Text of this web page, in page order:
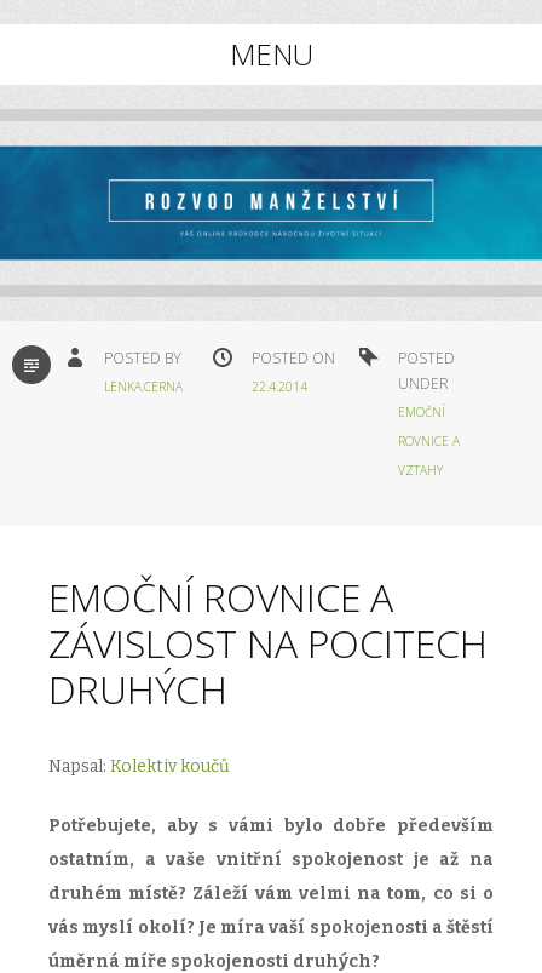
ROZVOD MANŽELSTVÍ
Online průvodce rozvodem manželství
MENU
Skip
STANDARD POSTED BY
LENKA.CERNA
POSTED ON
22.4.2014
POSTED
UNDER
EMOČNÍ
ROVNICE A
VZTAHY
EMOČNÍ ROVNICE A
ZÁVISLOST NA POCITECH
DRUHÝCH
Napsal: Kolektiv koučů
Potřebujete, aby s vámi bylo dobře především
ostatním, a vaše vnitřní spokojenost je až na
druhém místě? Záleží vám velmi na tom, co si o
vás myslí okolí? Je míra vaší spokojenosti a štěstí
úměrná míře spokojenosti druhých?